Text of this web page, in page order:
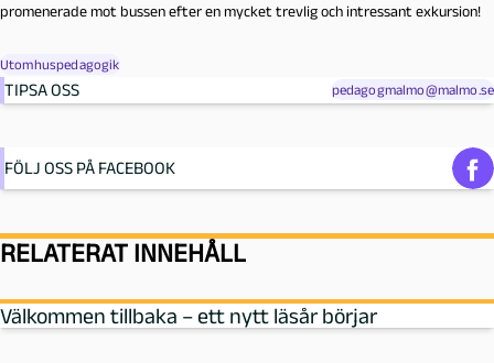
promenerade mot bussen efter en mycket trevlig och intressant exkursion!
Utomhuspedagogik
TIPSA OSS pedagogmalmo@malmo.se
FÖLJ OSS PÅ FACEBOOK
RELATERAT INNEHÅLL
Välkommen tillbaka – ett nytt läsår börjar